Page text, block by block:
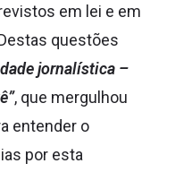
em lei e em
questões
jornalística –
, que mergulhou
entender o
por esta